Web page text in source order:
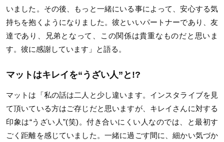
いました。その後、もっと一緒にいる事によって、安心する気
持ちを抱くようになりました。彼といいパートナーであり、友
達であり、兄弟となって、この関係は貴重なものだと思いま
す。彼に感謝しています」と語る。
マットはキレイを“うざい人”と!?
マットは「私の話は二人と少し違います。インスタライブを見
て頂いている方はご存じだと思いますが、キレイさんに対する
印象は“うざい人”(笑)。付き合いにくい人なのでは、と最初す
ごく距離を感じていました。一緒に過ごす間に、細かい気づか